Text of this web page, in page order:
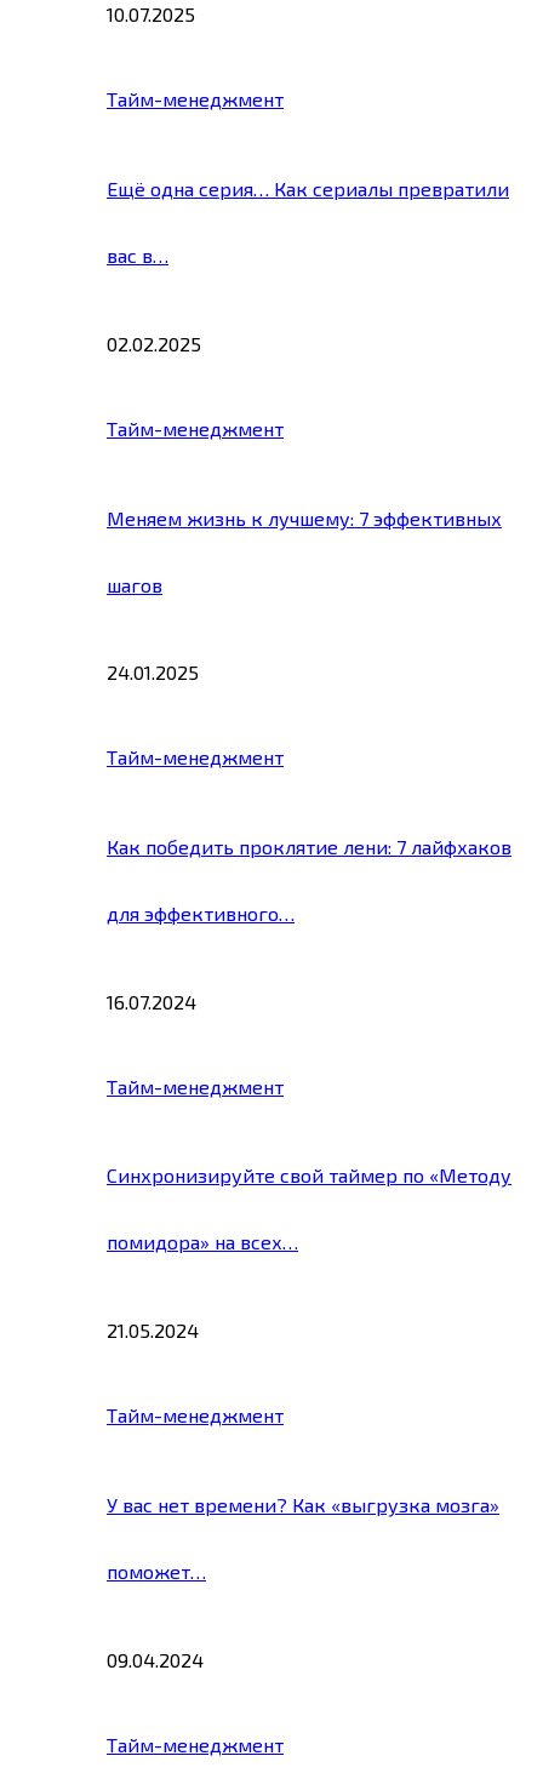
10.07.2025
Тайм-менеджмент
Ещё одна серия… Как сериалы превратили
вас в…
02.02.2025
Тайм-менеджмент
Меняем жизнь к лучшему: 7 эффективных
шагов
24.01.2025
Тайм-менеджмент
Как победить проклятие лени: 7 лайфхаков
для эффективного…
16.07.2024
Тайм-менеджмент
Синхронизируйте свой таймер по «Методу
помидора» на всех…
21.05.2024
Тайм-менеджмент
У вас нет времени? Как «выгрузка мозга»
поможет…
09.04.2024
Тайм-менеджмент